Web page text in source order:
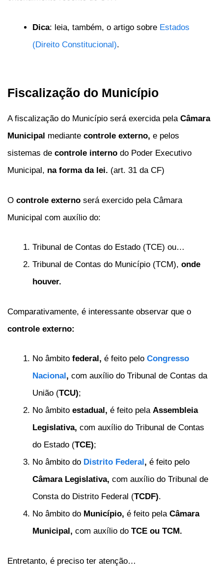
Dica: leia, também, o artigo sobre Estados
(Direito Constitucional).
Fiscalização do Município
A fiscalização do Município será exercida pela Câmara
Municipal mediante controle externo, e pelos
sistemas de controle interno do Poder Executivo
Municipal, na forma da lei. (art. 31 da CF)
O controle externo será exercido pela Câmara
Municipal com auxílio do:
Tribunal de Contas do Estado (TCE) ou…
Tribunal de Contas do Município (TCM), onde
houver.
Comparativamente, é interessante observar que o
controle externo:
No âmbito federal, é feito pelo Congresso
Nacional , com auxílio do Tribunal de Contas da
União (TCU);
No âmbito estadual, é feito pela Assembleia
Legislativa, com auxílio do Tribunal de Contas
do Estado (TCE);
No âmbito do Distrito Federal , é feito pelo
Câmara Legislativa, com auxílio do Tribunal de
Consta do Distrito Federal (TCDF).
No âmbito do Município, é feito pela Câmara
Municipal, com auxílio do TCE ou TCM.
Entretanto, é preciso ter atenção…